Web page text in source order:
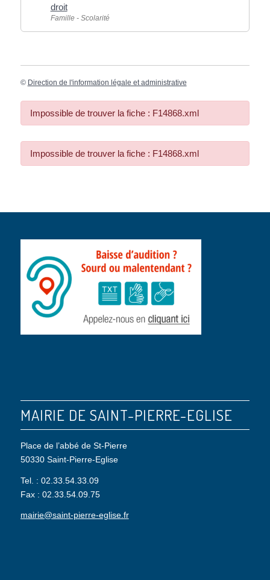
droit
Famille - Scolarité
© Direction de l'information légale et administrative
Impossible de trouver la fiche : F14868.xml
Impossible de trouver la fiche : F14868.xml
MAIRIE DE SAINT-PIERRE-EGLISE
Place de l’abbé de St-Pierre
50330 Saint-Pierre-Eglise
Tel. : 02.33.54.33.09
Fax : 02.33.54.09.75
mairie@saint-pierre-eglise.fr